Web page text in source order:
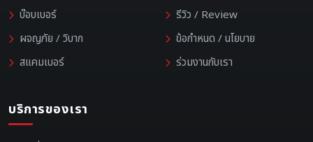
บ๊อบเบอร์
ผจญภัย / วิบาก
สแคมเบอร์
รีวิว / Review
ข้อกำหนด / นโยบาย
ร่วมงานกับเรา
บริการของเรา